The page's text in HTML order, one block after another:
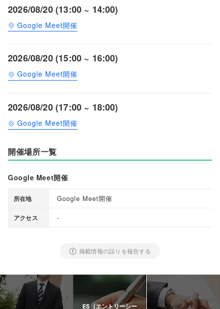
2026/08/20 (13:00 ~ 14:00)
Google Meet開催
2026/08/20 (15:00 ~ 16:00)
Google Meet開催
2026/08/20 (17:00 ~ 18:00)
Google Meet開催
開催場所一覧
Google Meet開催
所在地 Google Meet開催
アクセス -
掲載情報の誤りを報告する
ES（エントリーシー